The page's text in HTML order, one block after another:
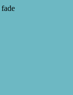
fade